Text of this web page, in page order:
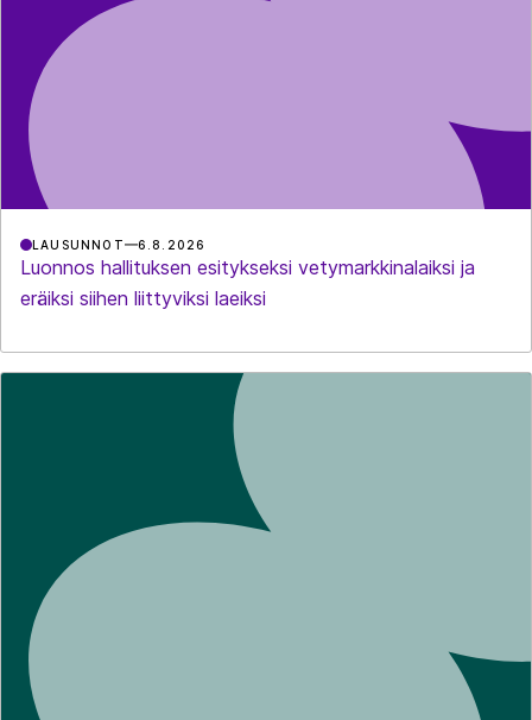
LAUSUNNOT 6.8.2026
Luonnos hallituksen esitykseksi vetymarkkinalaiksi ja
eräiksi siihen liittyviksi laeiksi